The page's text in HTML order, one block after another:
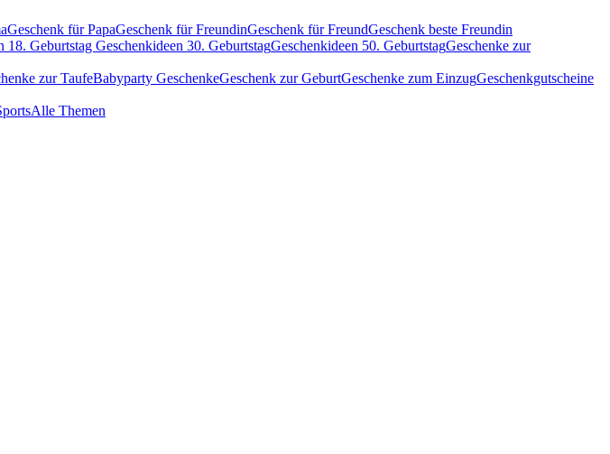
Geschenk für PapaGeschenk für FreundinGeschenk für FreundGeschenk beste Freundin
18. Geburtstag Geschenkideen 30. GeburtstagGeschenkideen 50. GeburtstagGeschenke zur
zur TaufeBabyparty GeschenkeGeschenk zur GeburtGeschenke zum EinzugGeschenkgutscheine
Alle Themen